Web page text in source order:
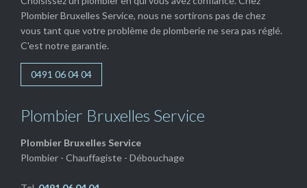
Plombier Bruxelles Service, nous ne sortirons pas de chez
vous tant que votre problème de plomberie ne sera pas réglé.
C'est notre garantie.
0491 06 04 04
Plombier Bruxelles Service
Plombier Bruxelles Service
Plombier - Chauffagiste - Débouchage